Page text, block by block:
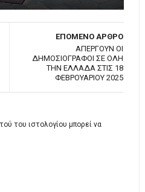
ΕΠΟΜΕΝΟ ΑΡΘΡΟ
ΑΠΕΡΓΟΥΝ ΟΙ
ΔΗΜΟΣΙΟΓΡΑΦΟΙ ΣΕ ΟΛΗ
ΤΗΝ ΕΛΛΑΔΑ ΣΤΙΣ 18
ΦΕΒΡΟΥΑΡΙΟΥ 2025
του ιστολογίου μπορεί να